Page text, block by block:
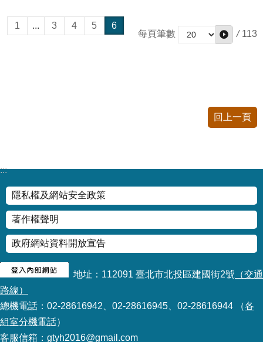
政
1 ... 3 4 5
6
每頁筆數
/ 113
回上一頁
:::
隱私權及網站安全政策
著作權聲明
政府網站資料開放宣告
地址：112091 臺北市北投區建國街2號 （交通
路線）
總機電話：02-28616942、02-28616945、02-28616944 （各
組室分機電話）
客服信箱：gtyh2016@gmail.com